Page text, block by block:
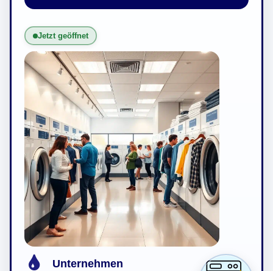
Jetzt geöffnet
Unternehmen